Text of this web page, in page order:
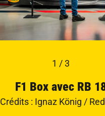
1 / 3
F1 Box avec RB
Crédits : Ignaz König /